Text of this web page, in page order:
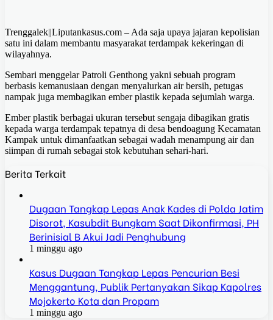
Trenggalek||Liputankasus.com – Ada saja upaya jajaran kepolisian
satu ini dalam membantu masyarakat terdampak kekeringan di
wilayahnya.
Sembari menggelar Patroli Genthong yakni sebuah program
berbasis kemanusiaan dengan menyalurkan air bersih, petugas
nampak juga membagikan ember plastik kepada sejumlah warga.
Ember plastik berbagai ukuran tersebut sengaja dibagikan gratis
kepada warga terdampak tepatnya di desa bendoagung Kecamatan
Kampak untuk dimanfaatkan sebagai wadah menampung air dan
siimpan di rumah sebagai stok kebutuhan sehari-hari.
Berita Terkait
Dugaan Tangkap Lepas Anak Kades di Polda Jatim
Disorot, Kasubdit Bungkam Saat Dikonfirmasi, PH
Berinisial B Akui Jadi Penghubung
1 minggu ago
Kasus Dugaan Tangkap Lepas Pencurian Besi
Menggantung, Publik Pertanyakan Sikap Kapolres
Mojokerto Kota dan Propam
1 minggu ago